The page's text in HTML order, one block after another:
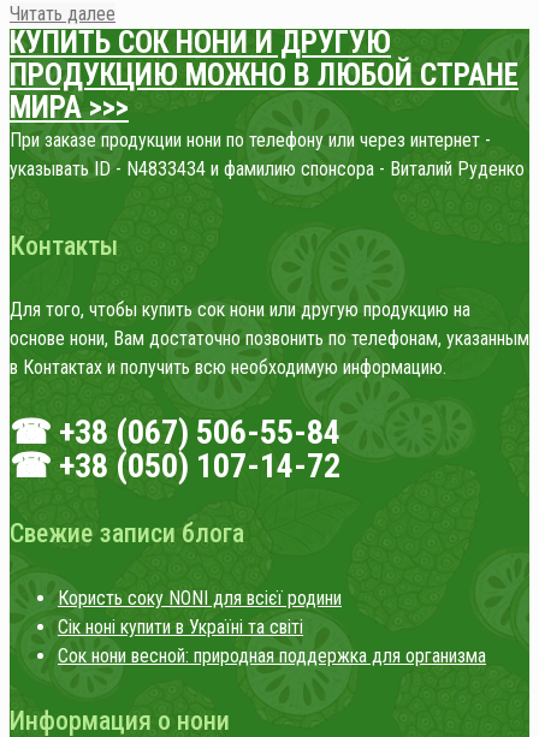
Читать далее
КУПИТЬ СОК НОНИ И ДРУГУЮ
ПРОДУКЦИЮ МОЖНО В ЛЮБОЙ СТРАНЕ
МИРА >>>
При заказе продукции нони по телефону или через интернет -
указывать ID - N4833434 и фамилию спонсора - Виталий Руденко
Контакты
Для того, чтобы купить сок нони или другую продукцию на
основе нони, Вам достаточно позвонить по телефонам, указанным
в Контактах и получить всю необходимую информацию.
☎ +38 (067) 506-55-84
☎ +38 (050) 107-14-72
Свежие записи блога
Користь соку NONI для всієї родини
Сік ноні купити в Україні та світі
Сок нони весной: природная поддержка для организма
Информация о нони